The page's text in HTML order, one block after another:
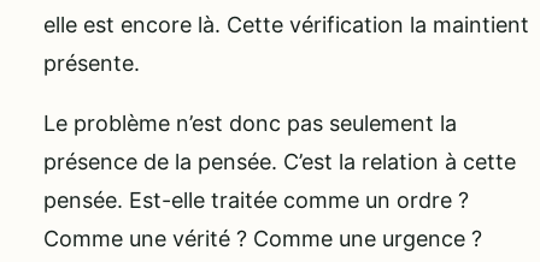
elle est encore là. Cette vérification la maintient
présente.
Le problème n’est donc pas seulement la
présence de la pensée. C’est la relation à cette
pensée. Est-elle traitée comme un ordre ?
Comme une vérité ? Comme une urgence ?